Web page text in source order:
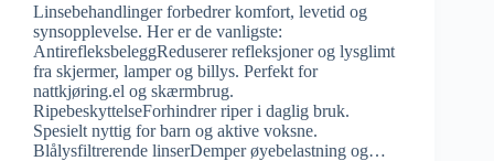
Linsebehandlinger forbedrer komfort, levetid og
synsopplevelse. Her er de vanligste:
AntirefleksbeleggReduserer refleksjoner og lysglimt
fra skjermer, lamper og billys. Perfekt for
nattkjøring.el og skærmbrug.
RipebeskyttelseForhindrer riper i daglig bruk.
Spesielt nyttig for barn og aktive voksne.
Blålysfiltrerende linserDemper øyebelastning og…